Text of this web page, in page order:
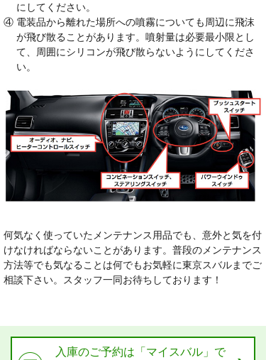
にしてください。
④ 電装品から離れた場所への噴霧についても周辺に飛沫
が飛び散ることがあります。噴射量は必要最小限とし
て、周囲にシリコンが飛び散らないようにしてくださ
い。
何気なく使っていたメンテナンス用品でも、意外と気を付
けなければならないことがあります。普段のメンテナンス
方法等でも気なることは何でもお気軽に東京スバルまでご
相談下さい。スタッフ一同お待ちしております！
入庫のご予約は「マイスバル」で